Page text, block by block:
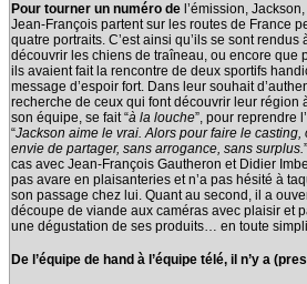
Pour tourner un numéro de l’émission,
Jean-François partent sur les routes de France
quatre portraits. C’est ainsi qu’ils se sont
découvrir les chiens de traîneau, ou encore que
ils avaient fait la rencontre de deux sportifs
message d’espoir fort. Dans leur souhait
recherche de ceux qui font découvrir leur région
son équipe, se fait “à la louche”, pour reprendre
“Jackson aime le vrai. Alors pour faire le casting,
envie de partager, sans arrogance, sans surplus.
cas avec Jean-François Gautheron et Didier
pas avare en plaisanteries et n’a pas hésité à
son passage chez lui. Quant au second, il a
découpe de viande aux caméras avec plaisir et
une dégustation de ses produits… en toute
De l’équipe de hand à l’équipe télé, il n’y a